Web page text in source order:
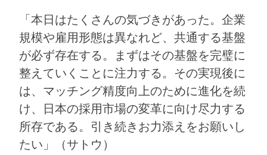
「本日はたくさんの気づきがあった。企業
規模や雇用形態は異なれど、共通する基盤
が必ず存在する。まずはその基盤を完璧に
整えていくことに注力する。その実現後に
は、マッチング精度向上のために進化を続
け、日本の採用市場の変革に向け尽力する
所存である。引き続きお力添えをお願いし
たい」（サトウ）